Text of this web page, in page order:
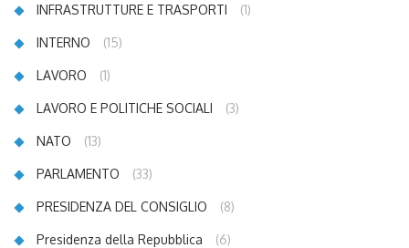
INFRASTRUTTURE E TRASPORTI (1)
INTERNO (15)
LAVORO (1)
LAVORO E POLITICHE SOCIALI (3)
NATO (13)
PARLAMENTO (33)
PRESIDENZA DEL CONSIGLIO (8)
Presidenza della Repubblica (6)